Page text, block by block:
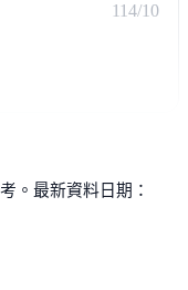
114/10
。最新資料日期：